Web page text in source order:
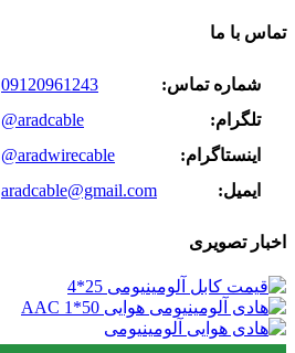
تماس با ما
شماره تماس:
09120961243
تلگرام:
@aradcable
اینستاگرام:
@aradwirecable
ایمیل:
aradcable@gmail.com
اخبار تصویری